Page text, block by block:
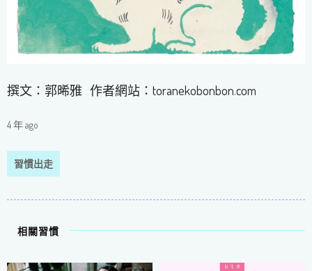
撰文：郭晞雅 作者網站：toranekobonbon.com
4 年 ago
習慣出走
相關習慣